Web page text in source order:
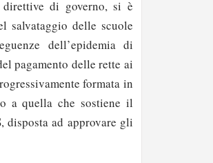
di governo, si è
salvataggio delle scuole
dell’epidemia di
pagamento delle rette ai
formata in
a quella che sostiene il
disposta ad approvare gli